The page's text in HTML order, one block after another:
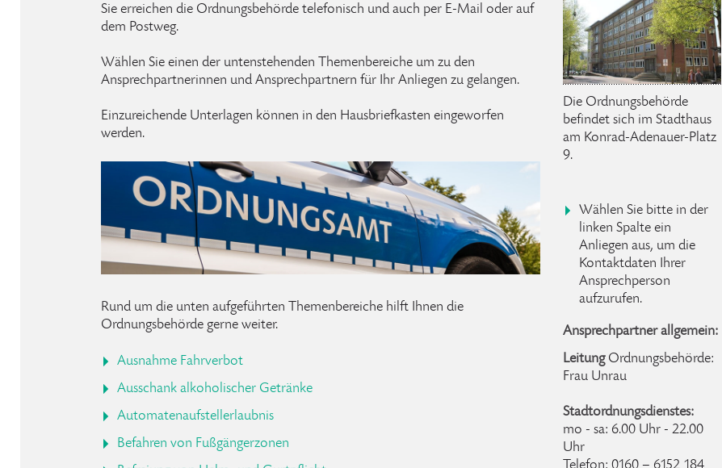
Sie erreichen die Ordnungsbehörde telefonisch und auch per E-Mail oder auf
dem Postweg.
Wählen Sie einen der untenstehenden Themenbereiche um zu den
Ansprechpartnerinnen und Ansprechpartnern für Ihr Anliegen zu gelangen.
Einzureichende Unterlagen können in den Hausbriefkasten eingeworfen
werden.
Rund um die unten aufgeführten Themenbereiche hilft Ihnen die
Ordnungsbehörde gerne weiter.
Ausnahme Fahrverbot
Ausschank alkoholischer Getränke
Automatenaufstellerlaubnis
Befahren von Fußgängerzonen
Die Ordnungsbehörde
befindet sich im Stadthaus
am Konrad-Adenauer-Platz
9.
Wählen Sie bitte in der
linken Spalte ein
Anliegen aus, um die
Kontaktdaten Ihrer
Ansprechperson
aufzurufen.
Ansprechpartner allgemein:
LeitungOrdnungsbehörde:
Frau Unrau
Stadtordnungsdienstes:
mo - sa: 6.00 Uhr - 22.00
Uhr